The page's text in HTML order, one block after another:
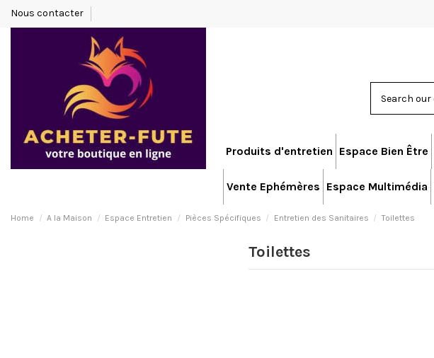
Nous contacter
Produits d'entretien Espace Bien Être
Vente Ephémères Espace Multimédia
Home A la Maison Espace Entretien Pièces Spécifiques Entretien des Sanitaires Toilettes
Toilettes